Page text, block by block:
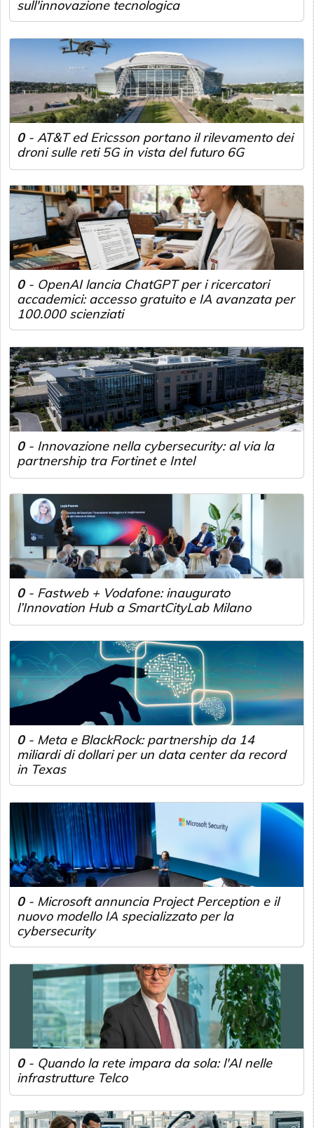
sull'innovazione tecnologica
0- AT&T ed Ericsson portano il rilevamento dei
droni sulle reti 5G in vista del futuro 6G
0- OpenAI lancia ChatGPT per i ricercatori
accademici: accesso gratuito e IA avanzata per
100.000 scienziati
0- Innovazione nella cybersecurity: al via la
partnership tra Fortinet e Intel
0- Fastweb + Vodafone: inaugurato
l’Innovation Hub a SmartCityLab Milano
0- Meta e BlackRock: partnership da 14
miliardi di dollari per un data center da record
in Texas
0- Microsoft annuncia Project Perception e il
nuovo modello IA specializzato per la
cybersecurity
0- Quando la rete impara da sola: l'AI nelle
infrastrutture Telco